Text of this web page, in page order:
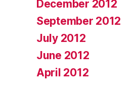
December 2012
September 2012
July 2012
June 2012
April 2012